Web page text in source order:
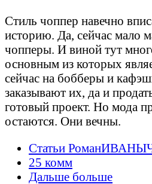
Стиль чоппер навечно
историю. Да, сейчас мало
чопперы. И виной тут
основным из которых
сейчас на бобберы и
заказывают их, да и
готовый проект. Но мода
остаются. Они вечны.
Статьи
25 комм
Дальше больше